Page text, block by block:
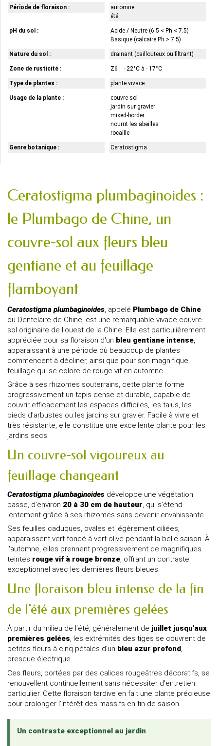
Période de floraison :
automne
été
pH du sol :
Acide / Neutre (6.5 < Ph < 7.5)
Basique (calcaire Ph > 7.5)
Nature du sol : drainant (caillouteux ou filtrant)
Zone de rusticité : Z6 : - 22°C à - 17°C
Type de plantes : plante vivace
Usage de la plante :
couvre-sol
jardin sur gravier
mixed-border
nourrit les abeilles
rocaille
Genre botanique : Ceratostigma
Ceratostigma plumbaginoides :
le Plumbago de Chine, un
couvre-sol aux fleurs bleu
gentiane et au feuillage
flamboyant
Ceratostigma plumbaginoides, appelé Plumbago de Chine
ou Dentelaire de Chine, est une remarquable vivace couvre-
sol originaire de l'ouest de la Chine. Elle est particulièrement
appréciée pour sa floraison d'un bleu gentiane intense,
apparaissant à une période où beaucoup de plantes
commencent à décliner, ainsi que pour son magnifique
feuillage qui se colore de rouge vif en automne.
Grâce à ses rhizomes souterrains, cette plante forme
progressivement un tapis dense et durable, capable de
couvrir efficacement les espaces difficiles, les talus, les
pieds d'arbustes ou les jardins sur gravier. Facile à vivre et
très résistante, elle constitue une excellente plante pour les
jardins secs.
Un couvre-sol vigoureux au
feuillage changeant
Ceratostigma plumbaginoides développe une végétation
basse, d'environ 20 à 30 cm de hauteur, qui s'étend
lentement grâce à ses rhizomes sans devenir envahissante.
Ses feuilles caduques, ovales et légèrement ciliées,
apparaissent vert foncé à vert olive pendant la belle saison. À
l'automne, elles prennent progressivement de magnifiques
teintes rouge vif à rouge bronze, offrant un contraste
exceptionnel avec les dernières fleurs bleues.
Une floraison bleu intense de la fin
de l'été aux premières gelées
À partir du milieu de l'été, généralement de juillet jusqu'aux
premières gelées, les extrémités des tiges se couvrent de
petites fleurs à cinq pétales d'un bleu azur profond,
presque électrique.
Ces fleurs, portées par des calices rougeâtres décoratifs, se
renouvellent continuellement sans nécessiter d'entretien
particulier. Cette floraison tardive en fait une plante précieuse
pour prolonger l'intérêt des massifs en fin de saison.
Un contraste exceptionnel au jardin